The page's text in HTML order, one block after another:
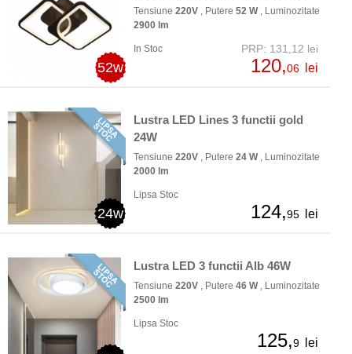
52w
Tensiune 220V , Putere 52 W, Luminozitate
2900 lm
In Stoc PRP: 131,12 lei
120,06 lei
24w
Lustra LED Lines 3 functii gold
24W
Tensiune 220V , Putere 24 W, Luminozitate
2000 lm
Lipsa Stoc
124,95 lei
Lustra LED 3 functii Alb 46W
Tensiune 220V , Putere 46 W, Luminozitate
2500 lm
Lipsa Stoc
125,9 lei